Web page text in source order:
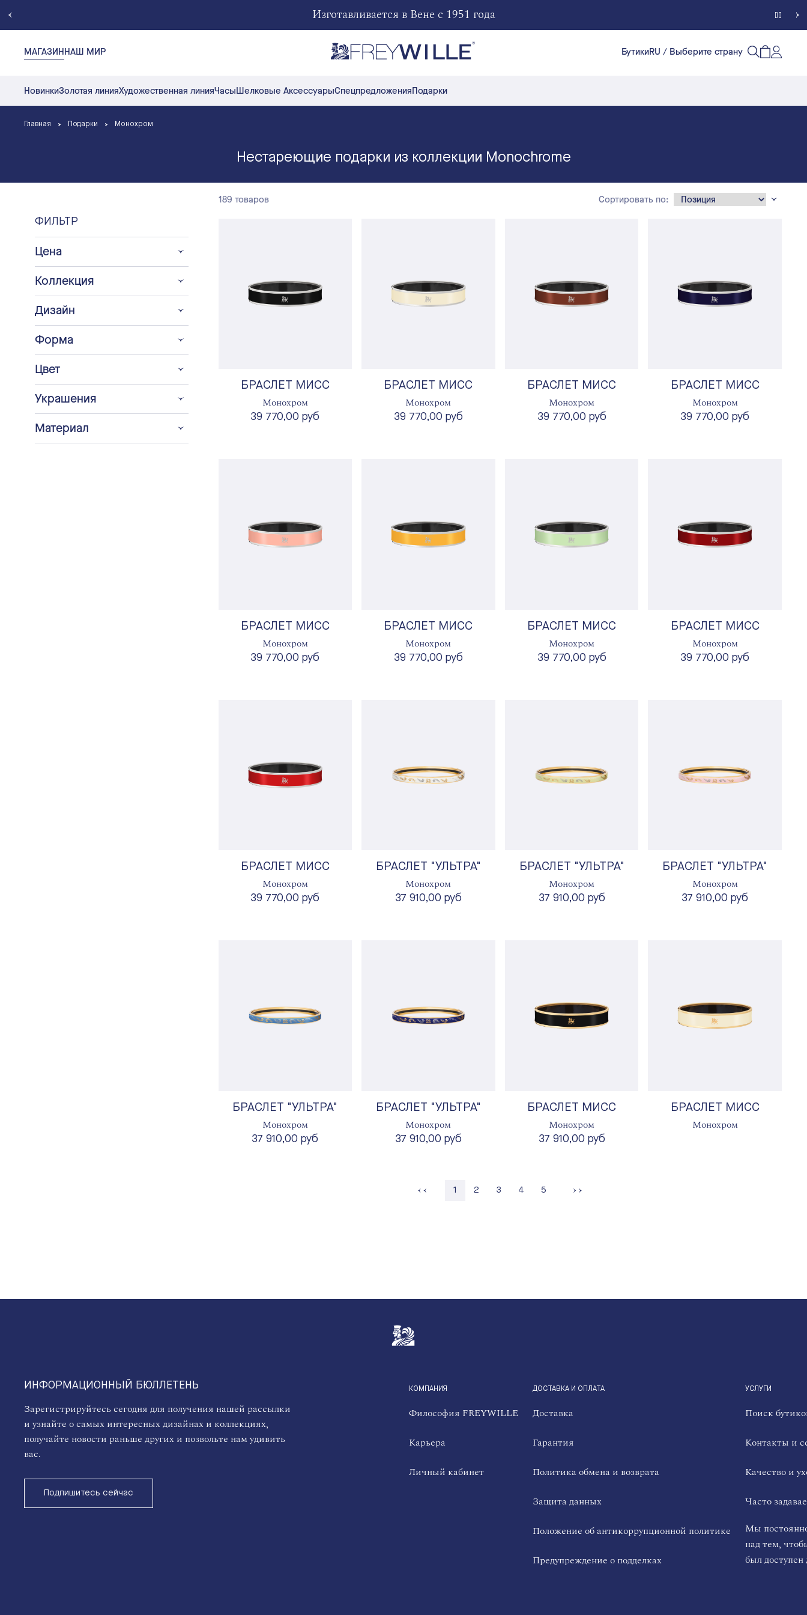
Изготавливается в Вене с 1951 года
МАГАЗИННАШ МИР
НовинкиЗолотая линияХудожественная линияЧасыШелковые АксессуарыСпецпредложенияПодарки
БутикиRU / Выберите страну
Открытый
Счет
Главная Подарки Монохром
Нестареющие подарки из коллекции Monochrome
ФИЛЬТР
Цена
Коллекция
Дизайн
Форма
Цвет
Украшения
Материал
БРАСЛЕТ МИСС
Монохром
39 770,00 руб
БРАСЛЕТ МИСС
Монохром
39 770,00 руб
БРАСЛЕТ МИСС
Монохром
39 770,00 руб
БРАСЛЕТ МИСС
Монохром
39 770,00 руб
БРАСЛЕТ МИСС
Монохром
39 770,00 руб
БРАСЛЕТ МИСС
Монохром
39 770,00 руб
БРАСЛЕТ МИСС
Монохром
39 770,00 руб
БРАСЛЕТ МИСС
Монохром
39 770,00 руб
БРАСЛЕТ МИСС
Монохром
39 770,00 руб
БРАСЛЕТ "УЛЬТРА"
Монохром
37 910,00 руб
БРАСЛЕТ "УЛЬТРА"
Монохром
37 910,00 руб
БРАСЛЕТ "УЛЬТРА"
Монохром
37 910,00 руб
БРАСЛЕТ "УЛЬТРА"
Монохром
37 910,00 руб
БРАСЛЕТ "УЛЬТРА"
Монохром
37 910,00 руб
БРАСЛЕТ МИСС
Монохром
37 910,00 руб
БРАСЛЕТ МИСС
Монохром
1 Страница
2 Страница
3 Страница
4 Страница
5
189 товаров Сортировать по:
ИНФОРМАЦИОННЫЙ БЮЛЛЕТЕНЬ
Зарегистрируйтесь сегодня для получения нашей рассылки
и узнайте о самых интересных дизайнах и коллекциях,
получайте новости раньше других и позвольте нам удивить
вас.
Подпишитесь сейчас
QUICKLINKS
КОМПАНИЯ
Философия FREYWILLE
Карьера
Личный кабинет
ДОСТАВКА И ОПЛАТА
Доставка
Гарантия
Политика обмена и возврата
Защита данных
Положение об антикоррупционной политике
Предупреждение о подделках
УСЛУГИ
Поиск
Контакты и
Качество и
Часто
Мы
над тем,
был доступен